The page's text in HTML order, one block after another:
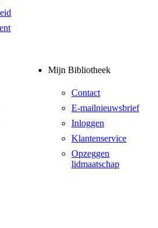
Mijn Bibliotheek
Contact
E-mailnieuwsbrief
Inloggen
Klantenservice
Opzeggen
lidmaatschap